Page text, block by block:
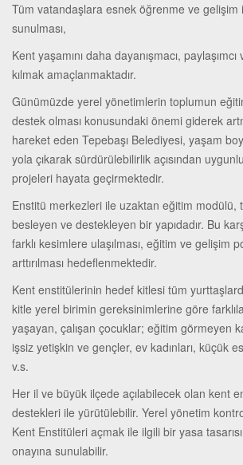
Tüm vatandaşlara esnek öğrenme ve gelişim
sunulması,
Kent yaşamını daha dayanışmacı,
kılmak amaçlanmaktadır.
Günümüzde yerel yönetimlerin toplumun
destek olması konusundaki önemi giderek
hareket eden Tepebaşı Belediyesi, yaşam
yola çıkarak sürdürülebilirlik açısından
projeleri hayata geçirmektedir.
Enstitü merkezleri ile uzaktan eğitim modülü,
besleyen ve destekleyen bir yapıdadır. Bu
farklı kesimlere ulaşılması, eğitim ve gelişim
arttırılması hedeflenmektedir.
Kent enstitülerinin hedef kitlesi tüm
kitle yerel birimin gereksinimlerine göre
yaşayan, çalışan çocuklar; eğitim görmeyen
işsiz yetişkin ve gençler, ev kadınları, küçük
v.s.
Her il ve büyük ilçede açılabilecek olan kent
destekleri ile yürütülebilir. Yerel yönetim
Kent Enstitüleri açmak ile ilgili bir yasa
onayına sunulabilir.